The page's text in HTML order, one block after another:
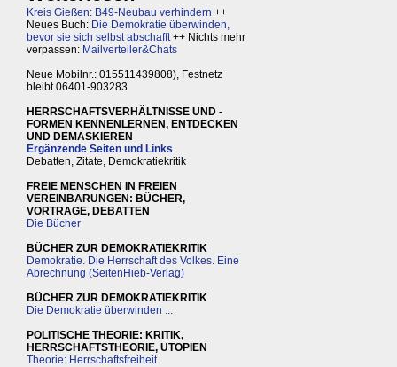
Kreis Gießen: B49-Neubau verhindern ++
Neues Buch: Die Demokratie überwinden,
bevor sie sich selbst abschafft++ Nichts mehr
verpassen: Mailverteiler&Chats
Neue Mobilnr.: 015511439808), Festnetz
bleibt 06401-903283
HERRSCHAFTSVERHÄLTNISSE UND -
FORMEN KENNENLERNEN, ENTDECKEN
UND DEMASKIEREN
Ergänzende Seiten und Links
Debatten, Zitate, Demokratiekritik
FREIE MENSCHEN IN FREIEN
VEREINBARUNGEN: BÜCHER,
VORTRAGE, DEBATTEN
Die Bücher
BÜCHER ZUR DEMOKRATIEKRITIK
Demokratie. Die Herrschaft des Volkes. Eine
Abrechnung (SeitenHieb-Verlag)
BÜCHER ZUR DEMOKRATIEKRITIK
Die Demokratie überwinden ...
POLITISCHE THEORIE: KRITIK,
HERRSCHAFTSTHEORIE, UTOPIEN
Theorie: Herrschaftsfreiheit